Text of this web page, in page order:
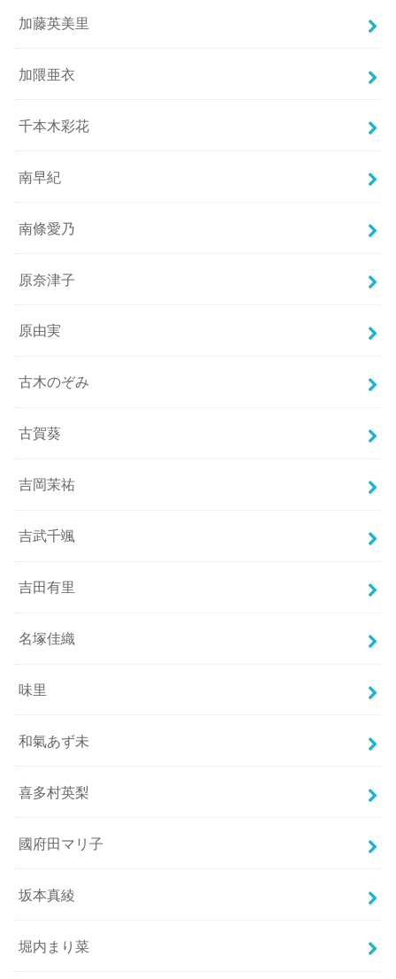
加藤英美里
加隈亜衣
千本木彩花
南早紀
南條愛乃
原奈津子
原由実
古木のぞみ
古賀葵
吉岡茉祐
吉武千颯
吉田有里
名塚佳織
味里
和氣あず未
喜多村英梨
國府田マリ子
坂本真綾
堀内まり菜